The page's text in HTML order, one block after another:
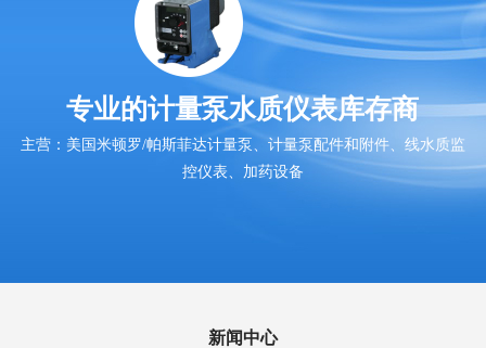
g
t
专业的计量泵水质仪表库存商
主营：美国米顿罗/帕斯菲达计量泵、计量泵配件和附件、线水质监
控仪表、加药设备
新闻中心